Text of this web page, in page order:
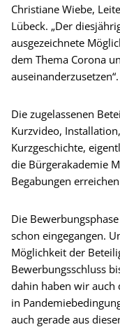
Christiane Wiebe,
Lübeck. „Der
ausgezeichnete
dem Thema Corona
auseinanderzusetzen“.
Die zugelassenen
Kurzvideo,
Kurzgeschichte,
die Bürgerakademie
Begabungen
Die
schon eingegangen.
Möglichkeit der
Bewerbungsschluss
dahin haben wir auch
in
auch gerade aus